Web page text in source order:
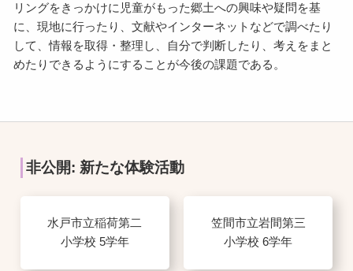
リングをきっかけに児童がもった郷土への興味や疑問を基
に、現地に行ったり、文献やインターネットなどで調べたり
して、情報を取得・整理し、自分で判断したり、考えをまと
めたりできるようにすることが今後の課題である。
非公開: 新たな体験活動
水戸市立稲荷第二
小学校 5学年
笠間市立岩間第三
小学校 6学年